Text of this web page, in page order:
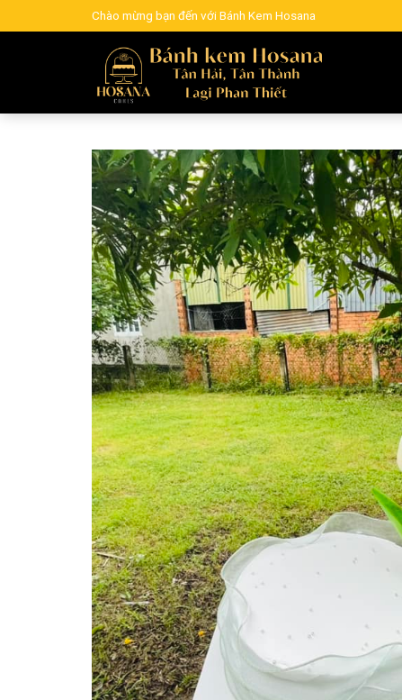
to
Chào mừng bạn đến với Bánh Kem Hosana